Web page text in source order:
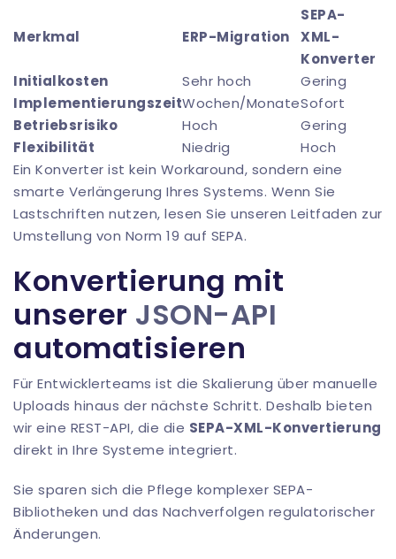
Merkmal ERP-Migration
SEPA-
XML-
Konverter
Initialkosten
Sehr hoch
Gering
ImplementierungszeitWochen/MonateSofort
Betriebsrisiko
Hoch
Gering
Flexibilität
Niedrig
Hoch
Ein Konverter ist kein Workaround, sondern eine
smarte Verlängerung Ihres Systems. Wenn Sie
Lastschriften nutzen, lesen Sie unseren Leitfaden zur
Umstellung von Norm 19 auf SEPA.
Konvertierung mit
unserer JSON-API
automatisieren
Für Entwicklerteams ist die Skalierung über manuelle
Uploads hinaus der nächste Schritt. Deshalb bieten
wir eine REST-API, die die SEPA-XML-Konvertierung
direkt in Ihre Systeme integriert.
Sie sparen sich die Pflege komplexer SEPA-
Bibliotheken und das Nachverfolgen regulatorischer
Änderungen.